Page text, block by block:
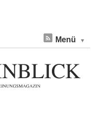
Menü